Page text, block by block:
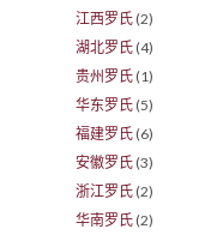
江西罗氏 (2)
湖北罗氏 (4)
贵州罗氏 (1)
华东罗氏 (5)
福建罗氏 (6)
安徽罗氏 (3)
浙江罗氏 (2)
华南罗氏 (2)